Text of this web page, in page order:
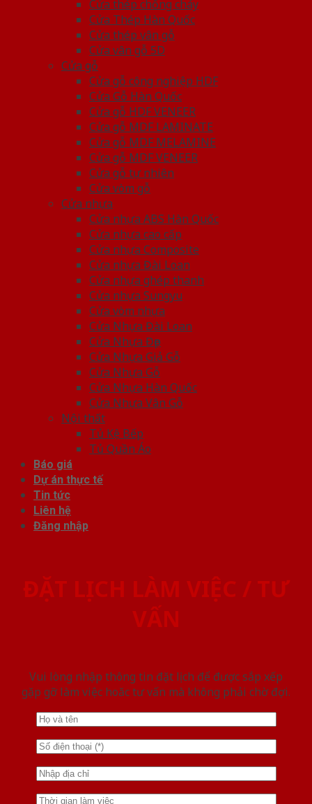
Cửa thép chống cháy
Cửa Thép Hàn Quốc
Cửa thép vân gỗ
Cửa vân gỗ 5D
Cửa gỗ
Cửa gỗ công nghiệp HDF
Cửa Gỗ Hàn Quốc
Cửa gỗ HDF VENEER
Cửa gỗ MDF LAMINATE
Cửa gỗ MDF MELAMINE
Cửa gỗ MDF VENEER
Cửa gỗ tự nhiên
Cửa vòm gỗ
Cửa nhựa
Cửa nhựa ABS Hàn Quốc
Cửa nhựa cao cấp
Cửa nhựa Composite
Cửa nhựa Đài Loan
Cửa nhựa ghép thanh
Cửa nhựa Sungyu
Cửa vòm nhựa
Cửa Nhựa Đài Loan
Cửa Nhựa Đẹp
Cửa Nhựa Giả Gỗ
Cửa Nhựa Gỗ
Cửa Nhựa Hàn Quốc
Cửa Nhựa Vân Gỗ
Nội thất
Tủ Kệ Bếp
Tủ Quần Áo
Báo giá
Dự án thực tế
Tin tức
Liên hệ
Đăng nhập
ĐẶT LỊCH LÀM VIỆC / TƯ
VẤN
Vui lòng nhập thông tin đặt lịch để được sắp xếp
gặp gỡ làm việc hoăc tư vấn mà không phải chờ đợi.